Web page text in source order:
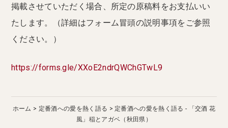
掲載させていただく場合、所定の原稿料をお支払いい
たします。（詳細はフォーム冒頭の説明事項をご参照
ください。）
https://forms.gle/XXoE2ndrQWChGTwL9
ホーム 定番酒への愛を熱く語る
定番酒への愛を熱く語る - 「交酒 花
風」稲とアガベ（秋田県）